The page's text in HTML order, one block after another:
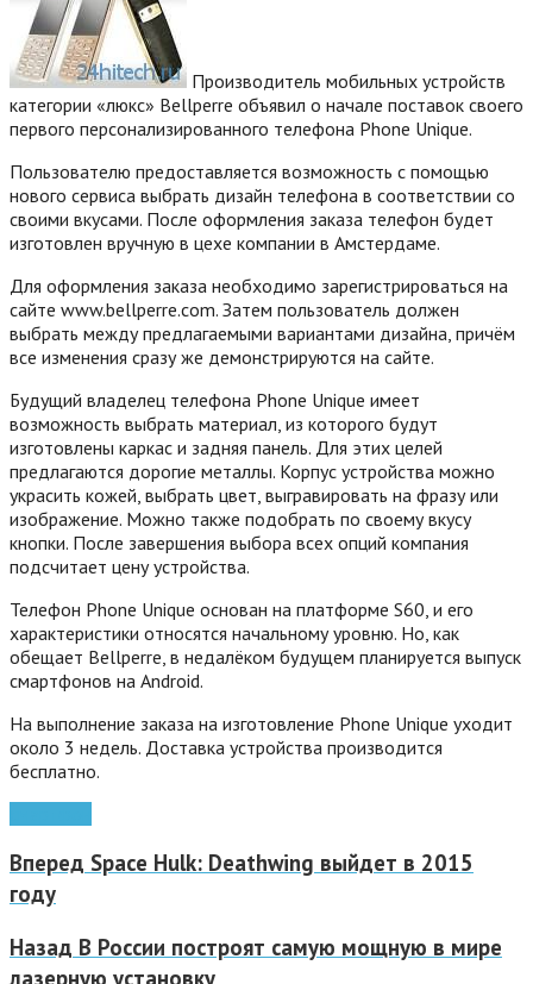
Производитель мобильных устройств
категории «люкс» Bellperre объявил о начале поставок своего
первого персонализированного телефона Phone Unique.
Пользователю предоставляется возможность с помощью
нового сервиса выбрать дизайн телефона в соответствии со
своими вкусами. После оформления заказа телефон будет
изготовлен вручную в цехе компании в Амстердаме.
Для оформления заказа необходимо зарегистрироваться на
сайте www.bellperre.com. Затем пользователь должен
выбрать между предлагаемыми вариантами дизайна, причём
все изменения сразу же демонстрируются на сайте.
Будущий владелец телефона Phone Unique имеет
возможность выбрать материал, из которого будут
изготовлены каркас и задняя панель. Для этих целей
предлагаются дорогие металлы. Корпус устройства можно
украсить кожей, выбрать цвет, выгравировать на фразу или
изображение. Можно также подобрать по своему вкусу
кнопки. После завершения выбора всех опций компания
подсчитает цену устройства.
Телефон Phone Unique основан на платформе S60, и его
характеристики относятся начальному уровню. Но, как
обещает Bellperre, в недалёком будущем планируется выпуск
смартфонов на Android.
На выполнение заказа на изготовление Phone Unique уходит
около 3 недель. Доставка устройства производится
бесплатно.
Вперед Space Hulk: Deathwing выйдет в 2015
году
Назад В России построят самую мощную в мире
лазерную установку